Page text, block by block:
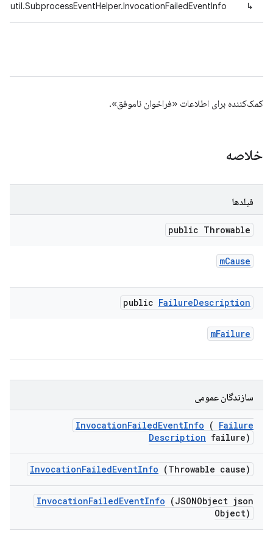
↳
کمک‌کننده برای اطلاعات «فراخوان ناموفق».
خلاصه
فیلدها
public Throwable
mCause
public FailureDescription
mFailure
سازندگان عمومی
InvocationFailedEventInfo ( Failure
Description failure)
InvocationFailedEventInfo (Throwable cause)
InvocationFailedEventInfo (JSONObject json
Object)